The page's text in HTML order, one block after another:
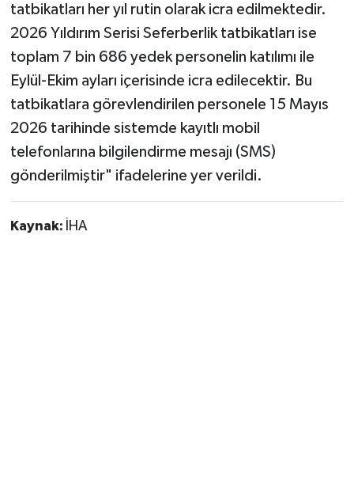
tatbikatları her yıl rutin olarak icra edilmektedir.
2026 Yıldırım Serisi Seferberlik tatbikatları ise
toplam 7 bin 686 yedek personelin katılımı ile
Eylül-Ekim ayları içerisinde icra edilecektir. Bu
tatbikatlara görevlendirilen personele 15 Mayıs
2026 tarihinde sistemde kayıtlı mobil
telefonlarına bilgilendirme mesajı (SMS)
gönderilmiştir" ifadelerine yer verildi.
Kaynak: İHA